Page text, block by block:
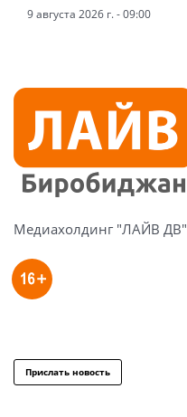
9 августа 2026 г. - 09:00
Медиахолдинг "ЛАЙВ ДВ"
Прислать новость